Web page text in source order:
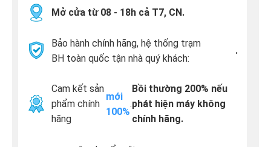
Mở cửa từ 08 - 18h cả T7, CN.
Bảo hành chính hãng, hệ thống trạm
BH toàn quốc tận nhà quý khách:
.
Cam kết sản
phẩm chính
hãng
mới
100%
.
Bồi thường 200% nếu
phát hiện máy không
chính hãng.